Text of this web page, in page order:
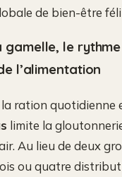
de bien-être
le
l’alimentation
ration quotidienne
limite la
Au lieu de deux
ou quatre